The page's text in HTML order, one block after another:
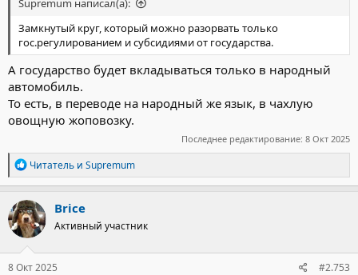
Supremum написал(а):
Замкнутый круг, который можно разорвать только
гос.регулированием и субсидиями от государства.
А государство будет вкладываться только в народный
автомобиль.
То есть, в переводе на народный же язык, в чахлую
овощную жоповозку.
Последнее редактирование: 8 Окт 2025
Р
е
а
к
ц
и
и
:
Читатель и Supremum
Brice
Активный участник
8 Окт 2025 #2.753